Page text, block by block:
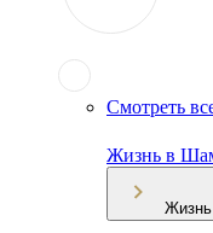
Смотреть
Жизнь в